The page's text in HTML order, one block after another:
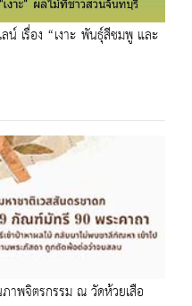
น์ เรื่อง “เงาะ พันธุ์สีชมพู และ
าพจิตรกรรม ณ วัดห้วยเสือ